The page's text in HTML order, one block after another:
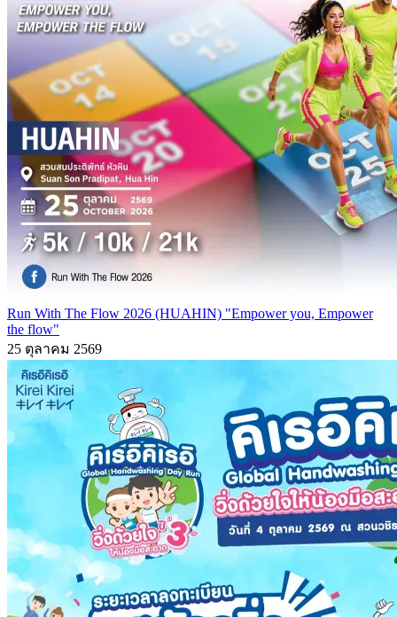
Run With The Flow 2026 (HUAHIN) "Empower you, Empower
the flow"
25 ตุลาคม 2569